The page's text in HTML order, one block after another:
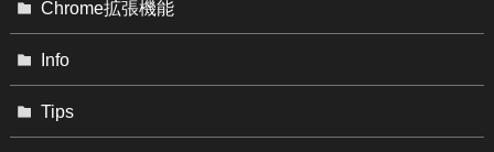
Chrome拡張機能
Info
Tips